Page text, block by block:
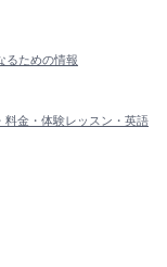
るための情報
料金・体験レッスン・英語